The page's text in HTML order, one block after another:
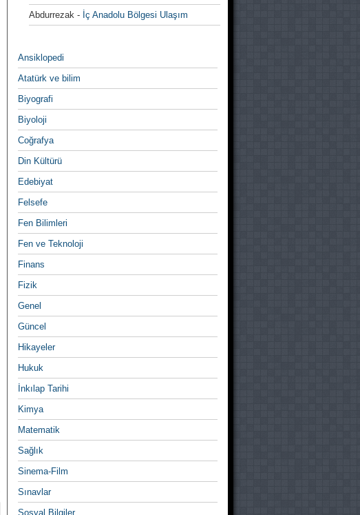
Abdurrezak - İç Anadolu Bölgesi Ulaşım
Ansiklopedi
Atatürk ve bilim
Biyografi
Biyoloji
Coğrafya
Din Kültürü
Edebiyat
Felsefe
Fen Bilimleri
Fen ve Teknoloji
Finans
Fizik
Genel
Güncel
Hikayeler
Hukuk
İnkılap Tarihi
Kimya
Matematik
Sağlık
Sinema-Film
Sınavlar
Sosyal Bilgiler